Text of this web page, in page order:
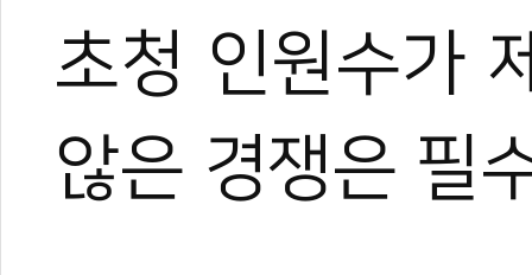
초청 인원수가
않은 경쟁은 필